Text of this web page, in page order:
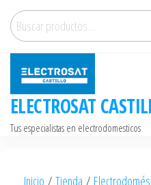
Saltar
contenido
Buscar
por:
ELECTROSAT
Tus especialistas en electrodomesticos
Inicio / Tienda /